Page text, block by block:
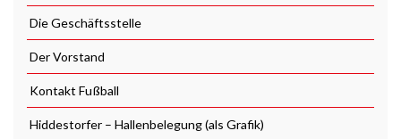
Die Geschäftsstelle
Der Vorstand
Kontakt Fußball
Hiddestorfer – Hallenbelegung (als Grafik)